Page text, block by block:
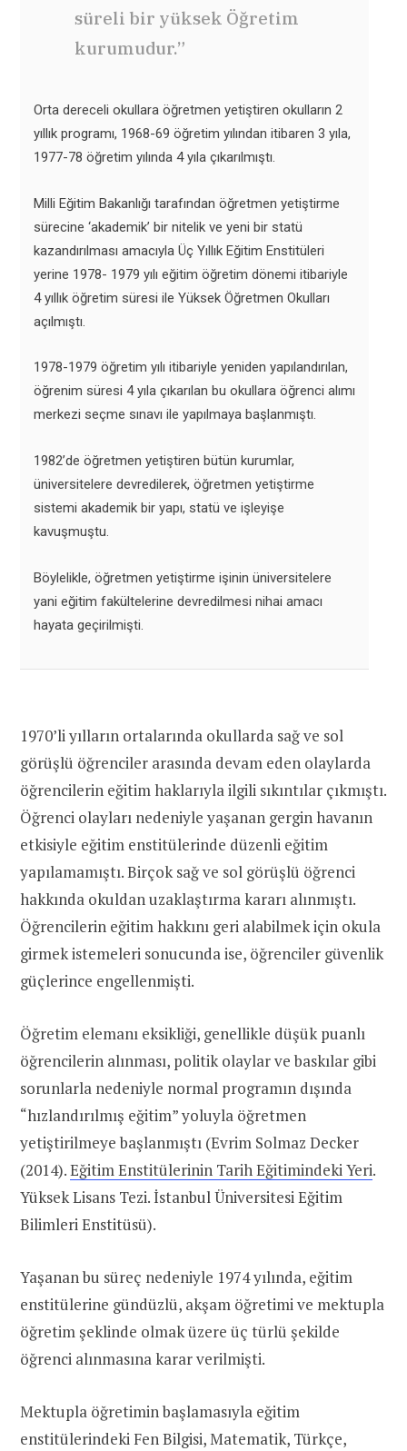
süreli bir yüksek Öğretim
kurumudur.”
Orta dereceli okullara öğretmen yetiştiren okulların 2
yıllık programı, 1968-69 öğretim yılından itibaren 3 yıla,
1977-78 öğretim yılında 4 yıla çıkarılmıştı.
Milli Eğitim Bakanlığı tarafından öğretmen yetiştirme
sürecine ‘akademik’ bir nitelik ve yeni bir statü
kazandırılması amacıyla Üç Yıllık Eğitim Enstitüleri
yerine 1978- 1979 yılı eğitim öğretim dönemi itibariyle
4 yıllık öğretim süresi ile Yüksek Öğretmen Okulları
açılmıştı.
1978-1979 öğretim yılı itibariyle yeniden yapılandırılan,
öğrenim süresi 4 yıla çıkarılan bu okullara öğrenci alımı
merkezi seçme sınavı ile yapılmaya başlanmıştı.
1982’de öğretmen yetiştiren bütün kurumlar,
üniversitelere devredilerek, öğretmen yetiştirme
sistemi akademik bir yapı, statü ve işleyişe
kavuşmuştu.
Böylelikle, öğretmen yetiştirme işinin üniversitelere
yani eğitim fakültelerine devredilmesi nihai amacı
hayata geçirilmişti.
1970’li yılların ortalarında okullarda sağ ve sol
görüşlü öğrenciler arasında devam eden olaylarda
öğrencilerin eğitim haklarıyla ilgili sıkıntılar çıkmıştı.
Öğrenci olayları nedeniyle yaşanan gergin havanın
etkisiyle eğitim enstitülerinde düzenli eğitim
yapılamamıştı. Birçok sağ ve sol görüşlü öğrenci
hakkında okuldan uzaklaştırma kararı alınmıştı.
Öğrencilerin eğitim hakkını geri alabilmek için okula
girmek istemeleri sonucunda ise, öğrenciler güvenlik
güçlerince engellenmişti.
Öğretim elemanı eksikliği, genellikle düşük puanlı
öğrencilerin alınması, politik olaylar ve baskılar gibi
sorunlarla nedeniyle normal programın dışında
“hızlandırılmış eğitim” yoluyla öğretmen
yetiştirilmeye başlanmıştı (Evrim Solmaz Decker
(2014).Eğitim Enstitülerinin Tarih Eğitimindeki Yeri.
Yüksek Lisans Tezi. İstanbul Üniversitesi Eğitim
Bilimleri Enstitüsü).
Yaşanan bu süreç nedeniyle 1974 yılında, eğitim
enstitülerine gündüzlü, akşam öğretimi ve mektupla
öğretim şeklinde olmak üzere üç türlü şekilde
öğrenci alınmasına karar verilmişti.
Mektupla öğretimin başlamasıyla eğitim
enstitülerindeki Fen Bilgisi, Matematik, Türkçe,